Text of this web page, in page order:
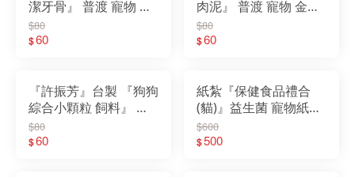
潔牙骨』 普渡 寵物 金
紙 紙紮 狗 貓 食物 罐頭
飼料
$80
$60
肉泥』 普渡 寵物 金紙
紙紮 狗 貓 食物 罐頭 飼
料 寵物金
$80
$60
『許振芳』台製 『狗狗
綜合小顆粒 飼料』 普
渡 寵物 金紙 紙紮 狗 貓
食物 罐頭 飼料 寵物金
$80
$60
紙紮『保健食品禮合
(貓)』益生菌 寵物紙紮
狗狗 貓咪 衣服 寵物往
生 先人 陪伴 祭祖 清明
$600
$500